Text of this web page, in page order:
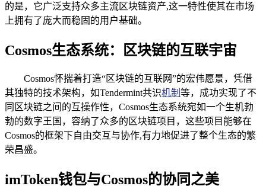
的是，它广泛支持众多主流区块链资产,这一特性使其在市场
上拥有了庞大而稳固的用户基础。
Cosmos生态系统：区块链的互联宇宙
Cosmos怀揣着打造“区块链的互联网”的宏伟愿景，凭借
其独特的技术架构，如Tendermint共识机制 等，成功实现了不
同区块链之间的互操作性，Cosmos生态系统宛如一个生机勃
勃的数字王国，容纳了众多的区块链项目，这些项目能够在
Cosmos的框架下自由交互与协作,有力地促进了整个生态的繁
荣昌盛。
imToken钱包与Cosmos的协同之美